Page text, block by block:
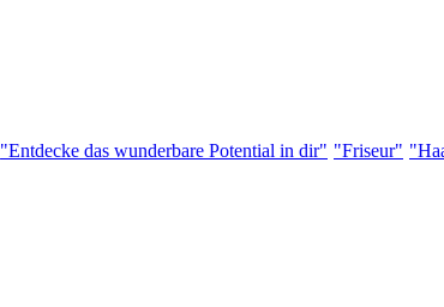
"Entdecke das wunderbare Potential in dir" "Friseur"